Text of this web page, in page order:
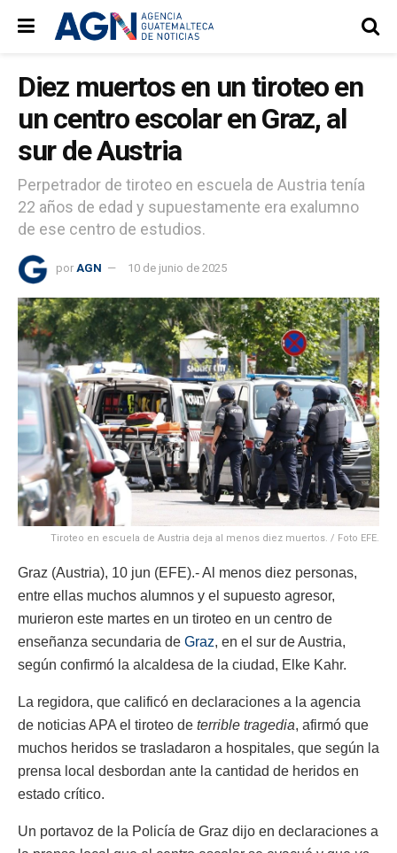
Diez muertos en un tiroteo en
un centro escolar en Graz, al
sur de Austria
Perpetrador de tiroteo en escuela de Austria tenía
22 años de edad y supuestamente era exalumno
de ese centro de estudios.
por AGN 10 de junio de 2025
Tiroteo en escuela de Austria deja al menos diez muertos. / Foto EFE.
Graz (Austria), 10 jun (EFE).- Al menos diez personas,
entre ellas muchos alumnos y el supuesto agresor,
murieron este martes en un tiroteo en un centro de
enseñanza secundaria de Graz, en el sur de Austria,
según confirmó la alcaldesa de la ciudad, Elke Kahr.
La regidora, que calificó en declaraciones a la agencia
de noticias APA el tiroteo de terrible tragedia, afirmó que
muchos heridos se trasladaron a hospitales, que según la
prensa local desbordan ante la cantidad de heridos en
estado crítico.
Un portavoz de la Policía de Graz dijo en declaraciones a